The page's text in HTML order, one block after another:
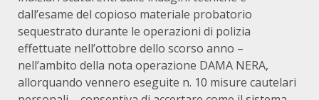
dall’esame del copioso materiale probatorio
sequestrato durante le operazioni di polizia
effettuate nell’ottobre dello scorso anno –
nell’ambito della nota operazione DAMA NERA,
allorquando vennero eseguite n. 10 misure cautelari